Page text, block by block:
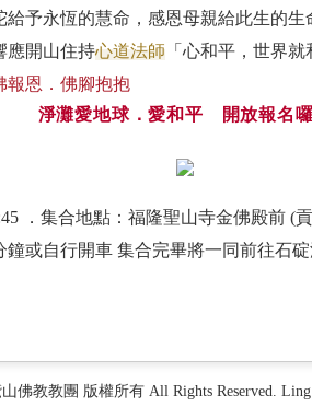
予永恆的慧命，感恩母親給此生的
應開山住持心道法師 「心和平，世界
恩．佛腳抱抱
淨灘愛地球．愛和平 開放報名囉
．集合地點：福隆聖山寺金佛殿前 (
鐘或自行開車 集合完畢將一同前往石
佛教教團 版權所有 All Rights Reserved. Ling